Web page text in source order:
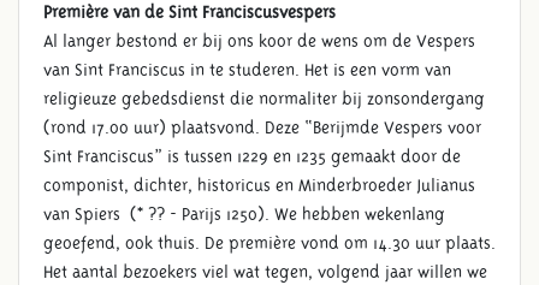
Première van de Sint Franciscusvespers
Al langer bestond er bij ons koor de wens om de Vespers
van Sint Franciscus in te studeren. Het is een vorm van
religieuze gebedsdienst die normaliter bij zonsondergang
(rond 17.00 uur) plaatsvond. Deze “Berijmde Vespers voor
Sint Franciscus” is tussen 1229 en 1235 gemaakt door de
componist, dichter, historicus en Minderbroeder Julianus
van Spiers (* ?? - Parijs 1250). We hebben wekenlang
geoefend, ook thuis. De première vond om 14.30 uur plaats.
Het aantal bezoekers viel wat tegen, volgend jaar willen we